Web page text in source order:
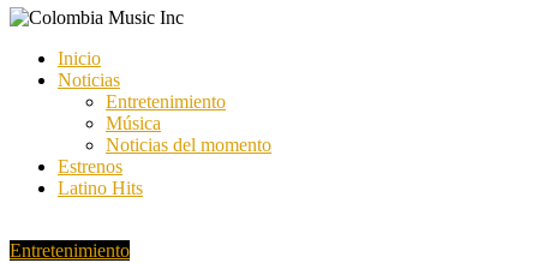
Inicio
Noticias
Entretenimiento
Música
Noticias del momento
Estrenos
Latino Hits
Entretenimiento